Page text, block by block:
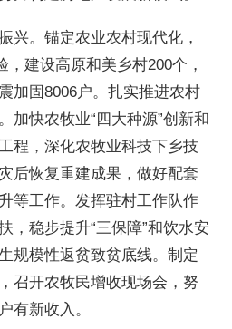
。锚定农业农村现代化，
，建设高原和美乡村200个，
加固8006户。扎实推进农村
加快农牧业“四大种源”创新和
程，深化农牧业科技下乡技
后恢复重建成果，做好配套
等工作。发挥驻村工作队作
，稳步提升“三保障”和饮水安
规模性返贫致贫底线。制定
召开农牧民增收现场会，努
有新收入。